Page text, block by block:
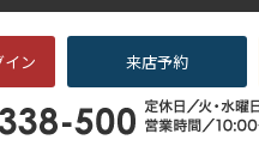
住宅×リノベーション専門店
ン 来店予約